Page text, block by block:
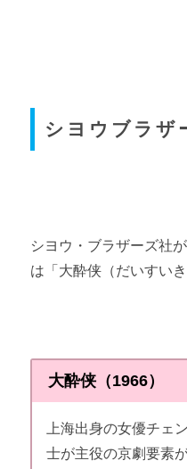
シヨウブラザ
シヨウ・ブラザーズ社
は「大酔侠（だいすい
大酔侠（1966）
上海出身の女優チェ
士が主役の京劇要素